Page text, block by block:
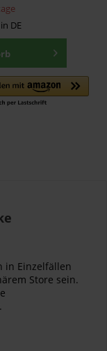
DE
in Einzelfällen
Store sein.